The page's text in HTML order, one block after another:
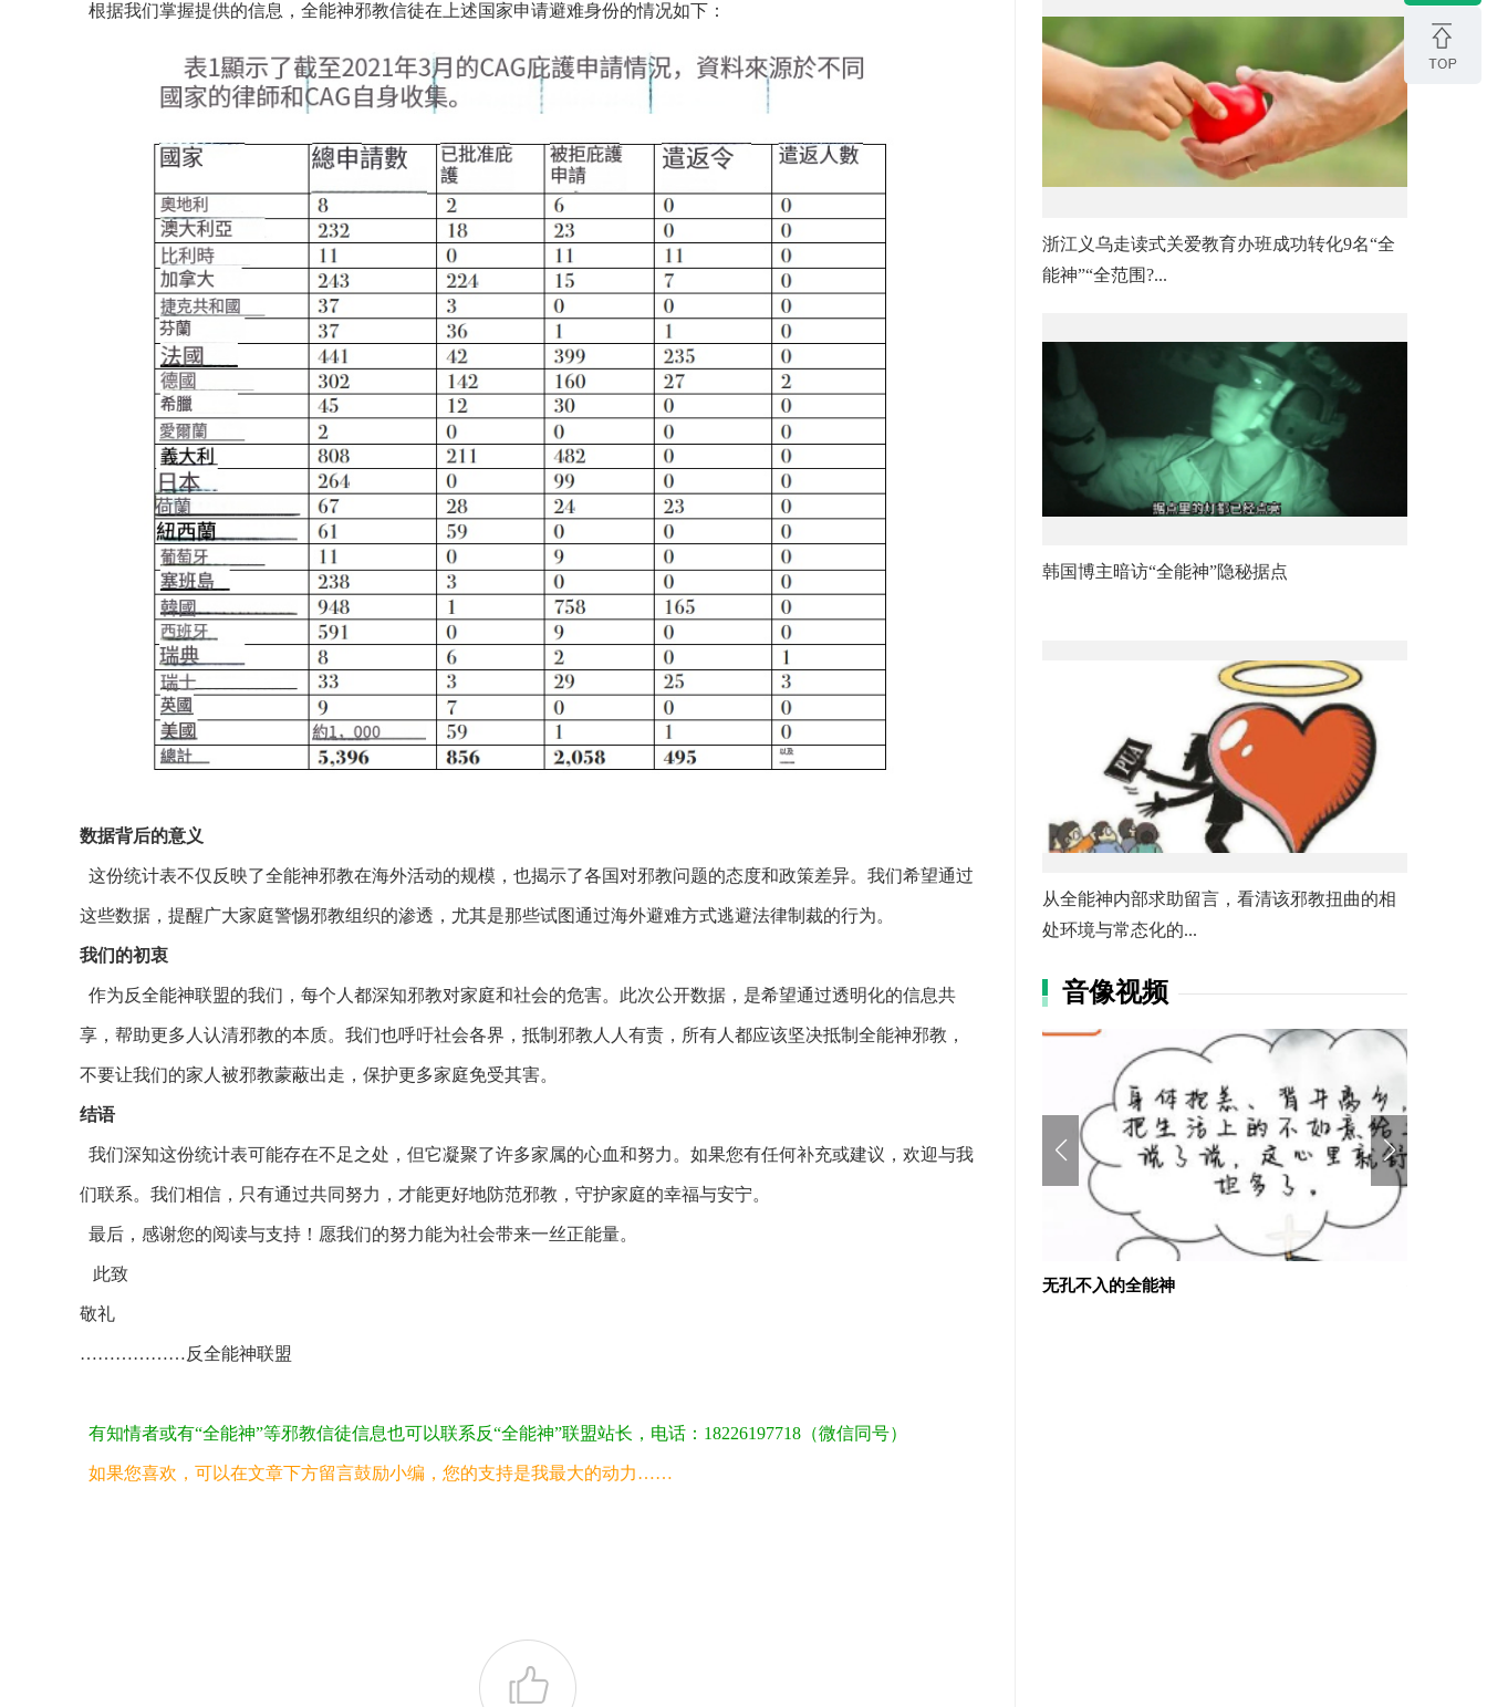
根据我们掌握提供的信息，全能神邪教信徒在上述国家申请避难身份的情况如下：
数据背后的意义
这份统计表不仅反映了全能神邪教在海外活动的规模，也揭示了各国对邪教问题的态度和政策差异。我们希望通过
这些数据，提醒广大家庭警惕邪教组织的渗透，尤其是那些试图通过海外避难方式逃避法律制裁的行为。
我们的初衷
作为反全能神联盟的我们，每个人都深知邪教对家庭和社会的危害。此次公开数据，是希望通过透明化的信息共
享，帮助更多人认清邪教的本质。我们也呼吁社会各界，抵制邪教人人有责，所有人都应该坚决抵制全能神邪教，
不要让我们的家人被邪教蒙蔽出走，保护更多家庭免受其害。
结语
我们深知这份统计表可能存在不足之处，但它凝聚了许多家属的心血和努力。如果您有任何补充或建议，欢迎与我
们联系。我们相信，只有通过共同努力，才能更好地防范邪教，守护家庭的幸福与安宁。
最后，感谢您的阅读与支持！愿我们的努力能为社会带来一丝正能量。
此致
敬礼
………………反全能神联盟
有知情者或有“全能神”等邪教信徒信息也可以联系反“全能神”联盟站长，电话：18226197718（微信同号）
如果您喜欢，可以在文章下方留言鼓励小编，您的支持是我最大的动力……
浙江义乌走读式关爱教育办班成功转化9名“全
能神”“全范围?...
韩国博主暗访“全能神”隐秘据点
从全能神内部求助留言，看清该邪教扭曲的相
处环境与常态化的...
音像视频
引·人的陷阱 无孔不入的全能神